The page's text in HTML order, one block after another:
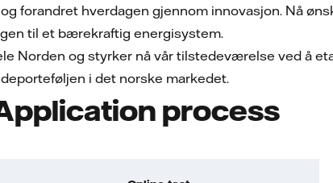
forandret hverdagen gjennom innovasjon. Nå
til et bærekraftig energisystem.
Norden og styrker nå vår tilstedeværelse ved å
i det norske markedet.
process